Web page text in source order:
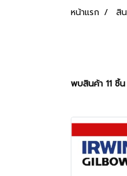
หน้าแรก สิ
พบสินค้า 11 ชิ้น